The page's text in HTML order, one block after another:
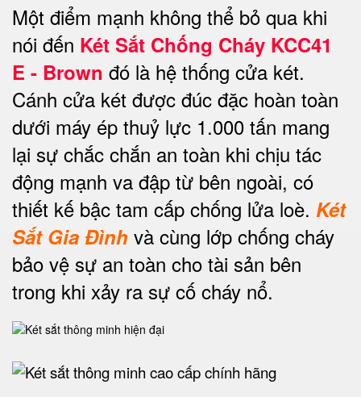
Một điểm mạnh không thể bỏ qua khi
nói đến Két Sắt Chống Cháy KCC41
E - Brown đó là hệ thống cửa két.
Cánh cửa két được đúc đặc hoàn toàn
dưới máy ép thuỷ lực 1.000 tấn mang
lại sự chắc chắn an toàn khi chịu tác
động mạnh va đập từ bên ngoài, có
thiết kế bậc tam cấp chống lửa loè. Két
Sắt Gia Đình và cùng lớp chống cháy
bảo vệ sự an toàn cho tài sản bên
trong khi xảy ra sự cố cháy nổ.